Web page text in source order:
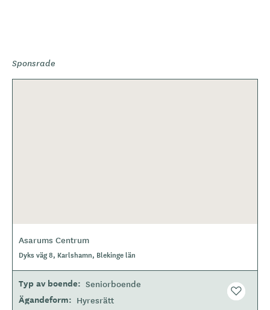
Sponsrade
Asarums Centrum
Dyks väg 8, Karlshamn, Blekinge län
Typ av boende Seniorboende
Ägandeform Hyresrätt